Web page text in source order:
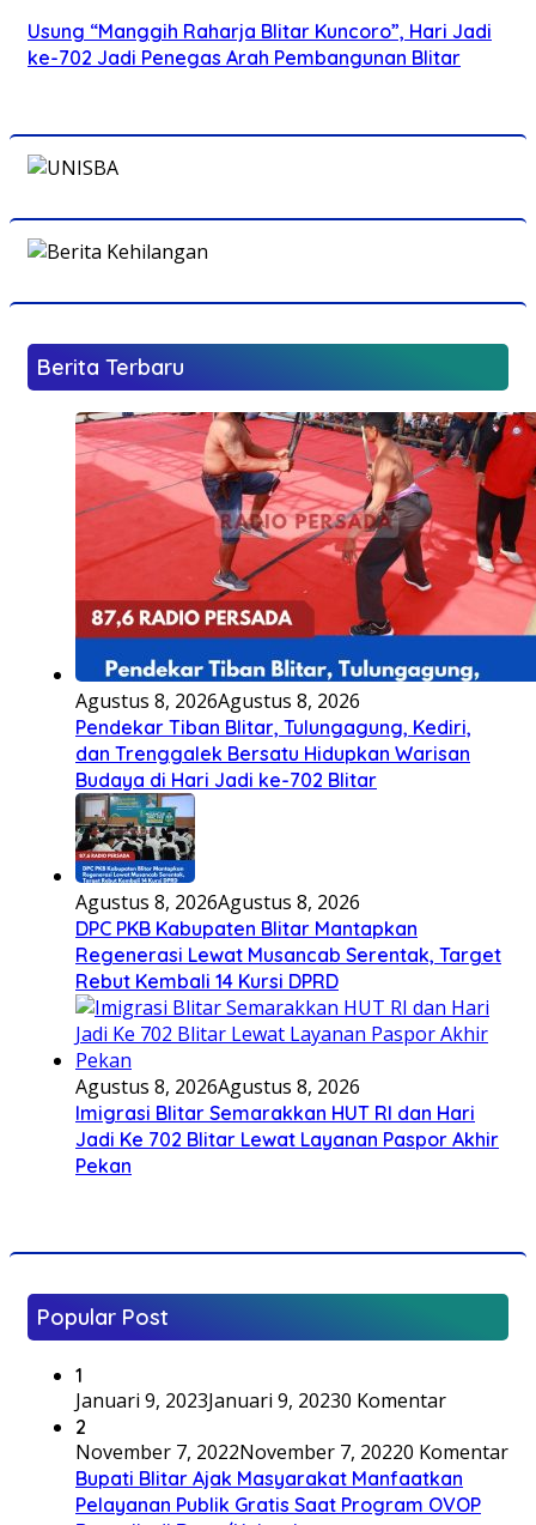
Usung “Manggih Raharja Blitar Kuncoro”, Hari Jadi
ke-702 Jadi Penegas Arah Pembangunan Blitar
Berita Terbaru
Agustus 8, 2026Agustus 8, 2026
Pendekar Tiban Blitar, Tulungagung, Kediri,
dan Trenggalek Bersatu Hidupkan Warisan
Budaya di Hari Jadi ke-702 Blitar
Agustus 8, 2026Agustus 8, 2026
DPC PKB Kabupaten Blitar Mantapkan
Regenerasi Lewat Musancab Serentak, Target
Rebut Kembali 14 Kursi DPRD
Agustus 8, 2026Agustus 8, 2026
Imigrasi Blitar Semarakkan HUT RI dan Hari
Jadi Ke 702 Blitar Lewat Layanan Paspor Akhir
Pekan
Popular Post
1
Januari 9, 2023Januari 9, 20230 Komentar
2
November 7, 2022November 7, 20220 Komentar
Bupati Blitar Ajak Masyarakat Manfaatkan
Pelayanan Publik Gratis Saat Program OVOP